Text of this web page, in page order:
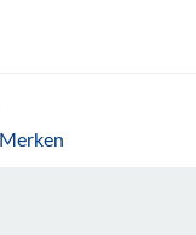
Merken